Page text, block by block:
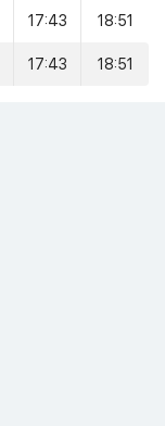
17:43 18:51
17:43 18:51